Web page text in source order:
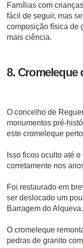
Famílias com
fácil de seguir, mas
composição física de
mais ciência.
8. Cromeleque
O concelho de
monumentos pré-
este cromeleque
Isso ficou oculto até
corretamente nos
Foi restaurado em
ser deslocado um
Barragem do Alqueva.
O cromeleque
pedras de granito